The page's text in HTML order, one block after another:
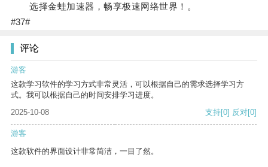
选择金蛙加速器，畅享极速网络世界！。
#37#
评论
游客
这款学习软件的学习方式非常灵活，可以根据自己的需求选择学习方
式。我可以根据自己的时间安排学习进度。
2025-10-08
支持[0] 反对[0]
游客
这款软件的界面设计非常简洁，一目了然。